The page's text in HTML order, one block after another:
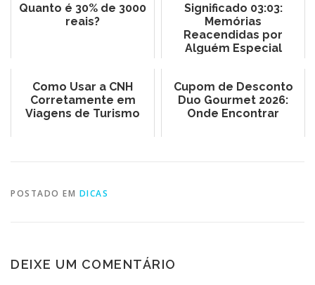
Quanto é 30% de 3000
reais?
Significado 03:03:
Memórias
Reacendidas por
Alguém Especial
Como Usar a CNH
Corretamente em
Viagens de Turismo
Cupom de Desconto
Duo Gourmet 2026:
Onde Encontrar
POSTADO EM DICAS
DEIXE UM COMENTÁRIO